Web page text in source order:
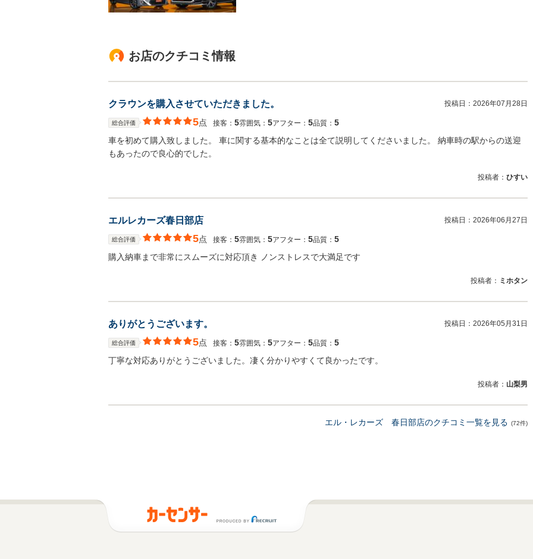
お店のクチコミ情報
クラウンを購入させていただきました。 投稿日： 2026年07月28日
総合評価 5点 接客： 5雰囲気： 5アフター： 5品質： 5
車を初めて購入致しました。 車に関する基本的なことは全て説明してくださいました。 納車時の駅からの送迎
もあったので良心的でした。
投稿者： ひすい
エルレカーズ春日部店 投稿日： 2026年06月27日
総合評価 5点 接客： 5雰囲気： 5アフター： 5品質： 5
購入納車まで非常にスムーズに対応頂き ノンストレスで大満足です
投稿者： ミホタン
ありがとうございます。 投稿日： 2026年05月31日
総合評価 5点 接客： 5雰囲気： 5アフター： 5品質： 5
丁寧な対応ありがとうございました。凄く分かりやすくて良かったです。
投稿者： 山梨男
エル・レカーズ 春日部店のクチコミ一覧を見る (72件)